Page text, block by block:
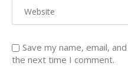
Save my name, email,
the next time I comment.